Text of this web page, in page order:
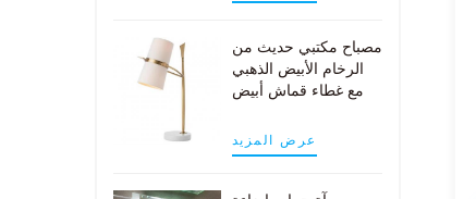
مصباح مكتبي حديث من
الرخام الأبيض الذهبي
مع غطاء قماش أبيض
عرض المزيد